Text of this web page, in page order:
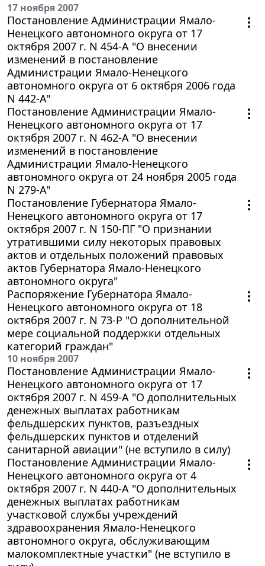
17 ноября 2007
Постановление Администрации Ямало-
Ненецкого автономного округа от 17
октября 2007 г. N 454-А "О внесении
изменений в постановление
Администрации Ямало-Ненецкого
автономного округа от 6 октября 2006 года
N 442-А"
Постановление Администрации Ямало-
Ненецкого автономного округа от 17
октября 2007 г. N 462-А "О внесении
изменений в постановление
Администрации Ямало-Ненецкого
автономного округа от 24 ноября 2005 года
N 279-А"
Постановление Губернатора Ямало-
Ненецкого автономного округа от 17
октября 2007 г. N 150-ПГ "О признании
утратившими силу некоторых правовых
актов и отдельных положений правовых
актов Губернатора Ямало-Ненецкого
автономного округа"
Распоряжение Губернатора Ямало-
Ненецкого автономного округа от 18
октября 2007 г. N 73-Р "О дополнительной
мере социальной поддержки отдельных
категорий граждан"
10 ноября 2007
Постановление Администрации Ямало-
Ненецкого автономного округа от 17
октября 2007 г. N 459-А "О дополнительных
денежных выплатах работникам
фельдшерских пунктов, разъездных
фельдшерских пунктов и отделений
санитарной авиации" (не вступило в силу)
Постановление Администрации Ямало-
Ненецкого автономного округа от 4
октября 2007 г. N 440-А "О дополнительных
денежных выплатах работникам
участковой службы учреждений
здравоохранения Ямало-Ненецкого
автономного округа, обслуживающим
малокомплектные участки" (не вступило в